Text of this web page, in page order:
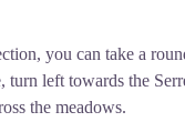
you can take a
turn left towards the
the meadows.